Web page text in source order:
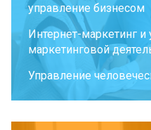
управление бизнесом
Интернет-маркетинг и
маркетинговой
Управление